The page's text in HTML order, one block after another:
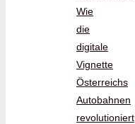
Wie
die
digitale
Vignette
Österreichs
Autobahnen
revolutioniert